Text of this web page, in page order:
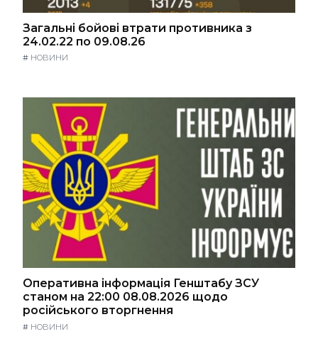
Загальні бойові втрати противника з
24.02.22 по 09.08.26
# НОВИНИ
Оперативна інформація Генштабу ЗСУ
станом на 22:00 08.08.2026 щодо
російського вторгнення
# НОВИНИ